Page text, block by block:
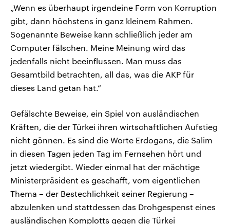
„Wenn es überhaupt irgendeine Form von Korruption
gibt, dann höchstens in ganz kleinem Rahmen.
Sogenannte Beweise kann schließlich jeder am
Computer fälschen. Meine Meinung wird das
jedenfalls nicht beeinflussen. Man muss das
Gesamtbild betrachten, all das, was die AKP für
dieses Land getan hat.“
Gefälschte Beweise, ein Spiel von ausländischen
Kräften, die der Türkei ihren wirtschaftlichen Aufstieg
nicht gönnen. Es sind die Worte Erdogans, die Salim
in diesen Tagen jeden Tag im Fernsehen hört und
jetzt wiedergibt. Wieder einmal hat der mächtige
Ministerpräsident es geschafft, vom eigentlichen
Thema – der Bestechlichkeit seiner Regierung –
abzulenken und stattdessen das Drohgespenst eines
ausländischen Komplotts gegen die Türkei